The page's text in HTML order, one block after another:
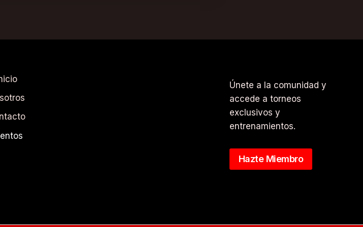
Únete a la comunidad y
accede a torneos
exclusivos y
entrenamientos.
Hazte Miembro